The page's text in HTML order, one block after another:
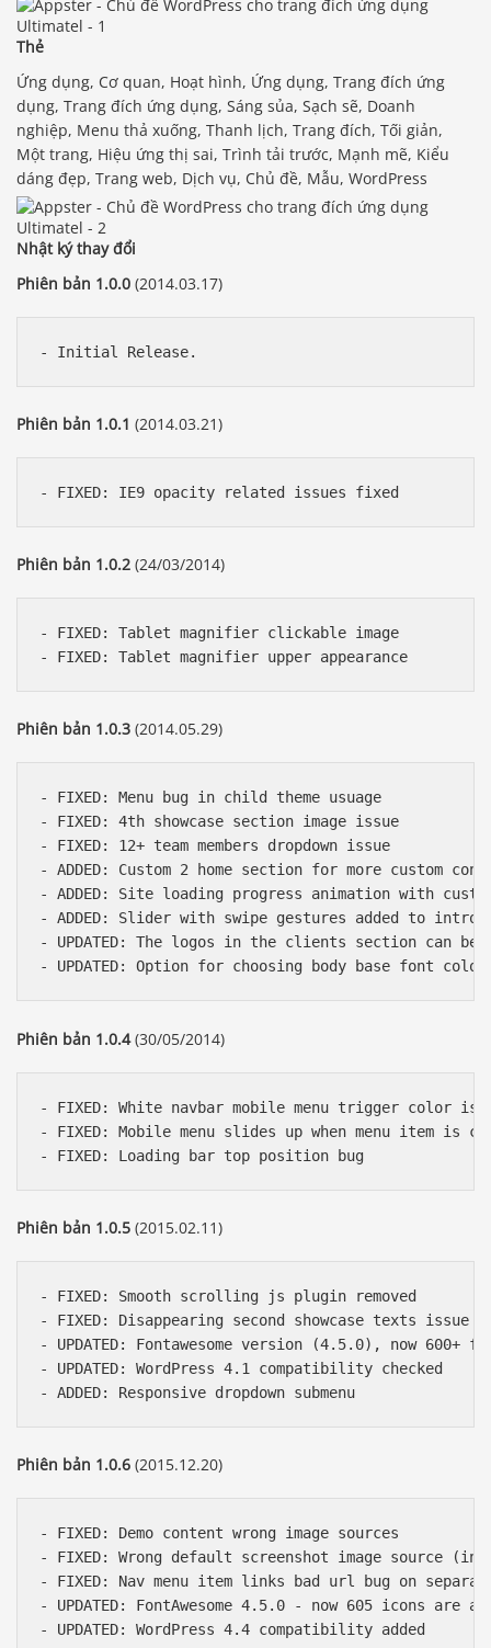
Thẻ
Ứng dụng, Cơ quan, Hoạt hình, Ứng dụng, Trang đích ứng
dụng, Trang đích ứng dụng, Sáng sủa, Sạch sẽ, Doanh
nghiệp, Menu thả xuống, Thanh lịch, Trang đích, Tối giản,
Một trang, Hiệu ứng thị sai, Trình tải trước, Mạnh mẽ, Kiểu
dáng đẹp, Trang web, Dịch vụ, Chủ đề, Mẫu, WordPress
Nhật ký thay đổi
Phiên bản 1.0.0 (2014.03.17)
Phiên bản 1.0.1 (2014.03.21)
Phiên bản 1.0.2 (24/03/2014)
- FIXED: Tablet magnifier clickable image
- FIXED: Tablet magnifier upper appearance
Phiên bản 1.0.3 (2014.05.29)
- FIXED: Menu bug in child theme usuage
- FIXED: 4th showcase section image issue
- FIXED: 12+ team members dropdown issue
- ADDED: Custom 2 home section for more custom
- ADDED: Site loading progress animation with
- ADDED: Slider with swipe gestures added to intro
- UPDATED: The logos in the clients section can be
Phiên bản 1.0.4(30/05/2014)
- FIXED: White navbar mobile menu trigger color
- FIXED: Mobile menu slides up when menu item is
Phiên bản 1.0.5 (2015.02.11)
- FIXED: Smooth scrolling js plugin removed
- FIXED: Disappearing second showcase texts issue
- UPDATED: Fontawesome version (4.5.0), now
- UPDATED: WordPress 4.1 compatibility checked
Phiên bản 1.0.6 (2015.12.20)
- FIXED: Demo content wrong image sources
- FIXED: Wrong default screenshot image source (in
- FIXED: Nav menu item links bad url bug on
- UPDATED: FontAwesome 4.5.0 - now 605 icons are